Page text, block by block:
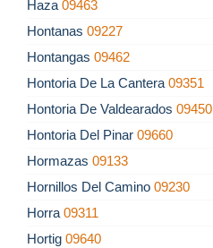
Haza 09463
Hontanas 09227
Hontangas 09462
Hontoria De La Cantera 09351
Hontoria De Valdearados 09450
Hontoria Del Pinar 09660
Hormazas 09133
Hornillos Del Camino 09230
Horra 09311
Hortig 09640